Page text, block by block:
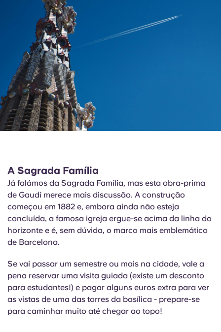
A Sagrada Família
Já falámos da Sagrada Família, mas esta obra-prima
de Gaudí merece mais discussão. A construção
começou em 1882 e, embora ainda não esteja
concluída, a famosa igreja ergue-se acima da linha do
horizonte e é, sem dúvida, o marco mais emblemático
de Barcelona.
Se vai passar um semestre ou mais na cidade, vale a
pena reservar uma visita guiada (existe um desconto
para estudantes!) e pagar alguns euros extra para ver
as vistas de uma das torres da basílica - prepare-se
para caminhar muito até chegar ao topo!